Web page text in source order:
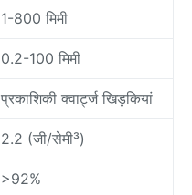
1-800 मिमी
0.2-100 मिमी
प्रकाशिकी क्वार्ट्ज खिड़कियां
2.2 (जी/सेमी³)
>92%